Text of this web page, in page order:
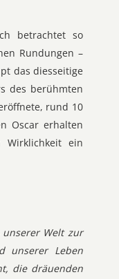
betrachtet so
Rundungen –
das diesseitige
des berühmten
rund 10
Oscar erhalten
Wirklichkeit ein
Welt zur
unserer Leben
die dräuenden